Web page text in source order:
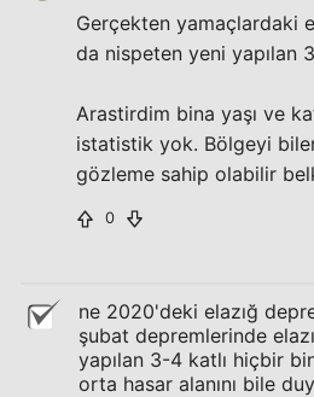
Gerçekten yamaçlardaki
da nispeten yeni yapılan
Arastirdim bina yaşı ve
istatistik yok. Bölgeyi
gözleme sahip olabilir
0
ne 2020'deki elazığ
şubat depremlerinde
yapılan 3-4 katlı hiçbir
orta hasar alanını bile